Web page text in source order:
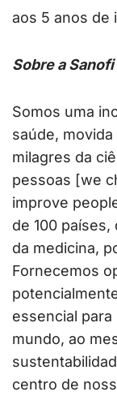
aos 5 anos de
Sobre a Sanofi
Somos uma
saúde,
milagres da
pessoas [we
improve
de 100
da medicina,
Fornecemos
essencial
mundo, ao
centro de